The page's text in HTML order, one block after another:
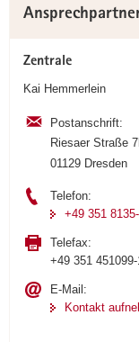
Information
Zentrale
Kai Hemmerlein
Postanschrift:
Riesaer Straße
01129 Dresden
Telefon:
+49 351
Telefax:
+49 351 451099-
E-Mail:
Kontakt